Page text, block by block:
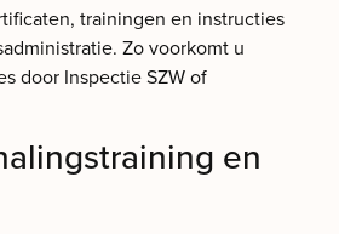
trainingen en instructies
Zo voorkomt u
door Inspectie SZW of
en